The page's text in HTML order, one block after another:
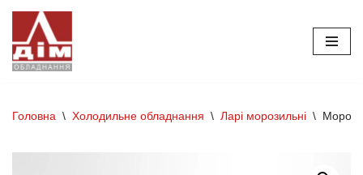
Перейти
до
Головна \ Холодильне обладнання \ Ларі морозильні \